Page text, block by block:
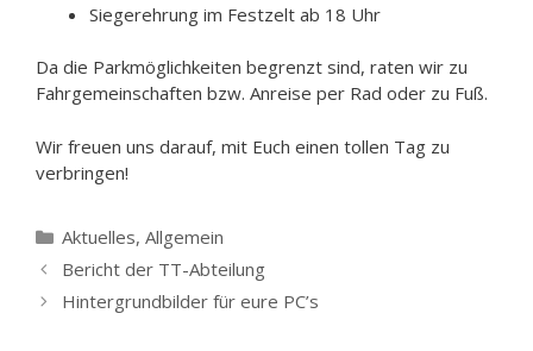
Siegerehrung im Festzelt ab 18 Uhr
Da die Parkmöglichkeiten begrenzt sind, raten wir zu
Fahrgemeinschaften bzw. Anreise per Rad oder zu Fuß.
Wir freuen uns darauf, mit Euch einen tollen Tag zu
verbringen!
Kategorien
Aktuelles, Allgemein
Bericht der TT-Abteilung
Hintergrundbilder für eure PC’s